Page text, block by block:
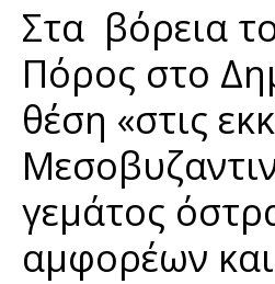
Στα βόρεια
Πόρος στο
θέση «στις
γεμάτος
αμφορέων